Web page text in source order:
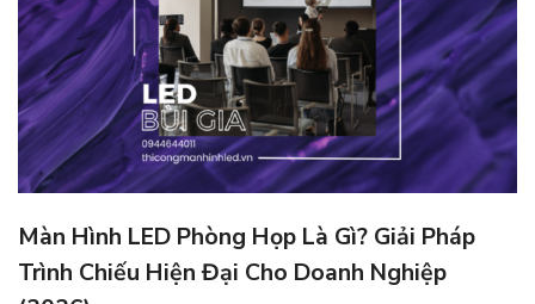
Màn Hình LED Phòng Họp Là Gì? Giải Pháp
Trình Chiếu Hiện Đại Cho Doanh Nghiệp